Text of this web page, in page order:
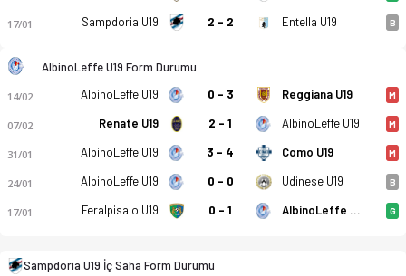
17/01 Sampdoria U19 2 - 2 Entella U19 B
AlbinoLeffe U19 Form Durumu
14/02 AlbinoLeffe U19 0 - 3 Reggiana U19 M
07/02 Renate U19 2 - 1 AlbinoLeffe U19 M
31/01 AlbinoLeffe U19 3 - 4 Como U19 M
24/01 AlbinoLeffe U19 0 - 0 Udinese U19 B
17/01 Feralpisalo U19 0 - 1 AlbinoLeffe U19 G
Sampdoria U19 İç Saha Form Durumu